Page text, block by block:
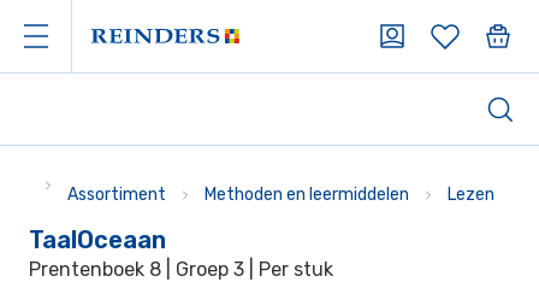
Assortiment Methoden en leermiddelen Lezen
TaalOceaan
Prentenboek 8 | Groep 3 | Per stuk